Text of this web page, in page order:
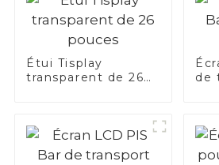
Étui Tisplay
transparent de 26
de